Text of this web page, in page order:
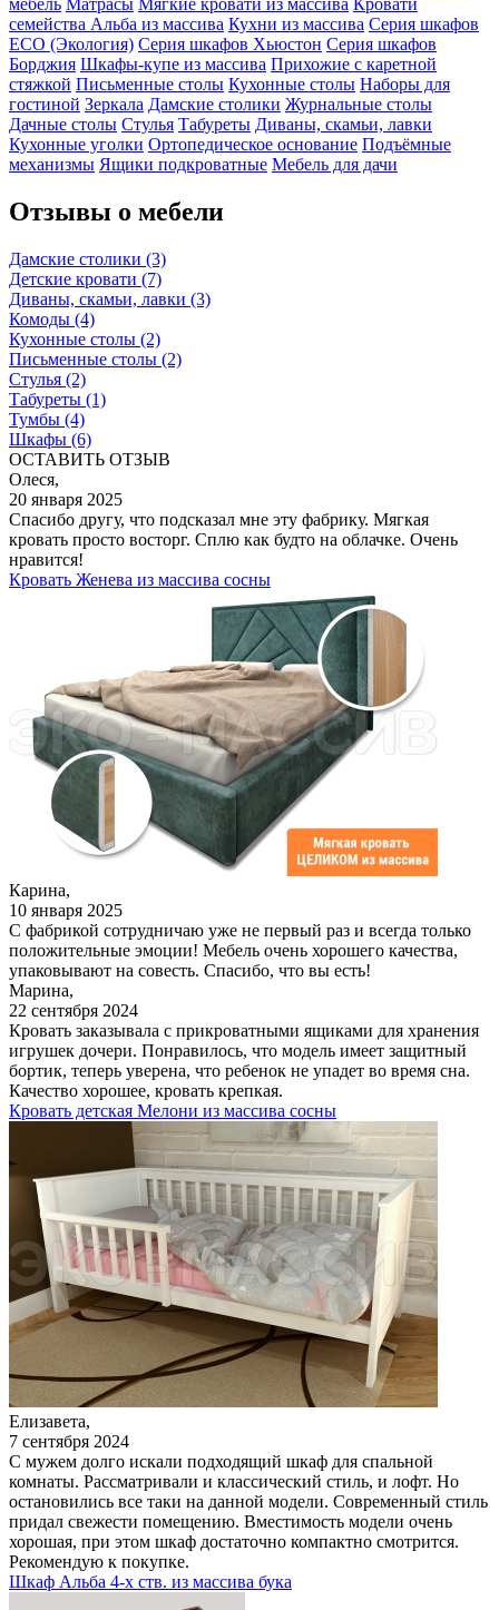
мебель Матрасы Мягкие кровати из массива Кровати
семейства Альба из массива Кухни из массива Серия шкафов
ECO (Экология) Серия шкафов Хьюстон Серия шкафов
Борджия Шкафы-купе из массива Прихожие с каретной
стяжкой Письменные столы Кухонные столы Наборы для
гостиной Зеркала Дамские столики Журнальные столы
Дачные столы Стулья Табуреты Диваны, скамьи, лавки
Кухонные уголки Ортопедическое основание Подъёмные
механизмы Ящики подкроватные Мебель для дачи
Отзывы о мебели
Дамские столики (3)
Детские кровати (7)
Диваны, скамьи, лавки (3)
Комоды (4)
Кухонные столы (2)
Письменные столы (2)
Стулья (2)
Табуреты (1)
Тумбы (4)
Шкафы (6)
ОСТАВИТЬ ОТЗЫВ
Олеся,
20 января 2025
Спасибо другу, что подсказал мне эту фабрику. Мягкая
кровать просто восторг. Сплю как будто на облачке. Очень
нравится!
Кровать Женева из массива сосны
Карина,
10 января 2025
С фабрикой сотрудничаю уже не первый раз и всегда только
положительные эмоции! Мебель очень хорошего качества,
упаковывают на совесть. Спасибо, что вы есть!
Марина,
22 сентября 2024
Кровать заказывала с прикроватными ящиками для хранения
игрушек дочери. Понравилось, что модель имеет защитный
бортик, теперь уверена, что ребенок не упадет во время сна.
Качество хорошее, кровать крепкая.
Кровать детская Мелони из массива сосны
Елизавета,
7 сентября 2024
С мужем долго искали подходящий шкаф для спальной
комнаты. Рассматривали и классический стиль, и лофт. Но
остановились все таки на данной модели. Современный стиль
придал свежести помещению. Вместимость модели очень
хорошая, при этом шкаф достаточно компактно смотрится.
Рекомендую к покупке.
Шкаф Альба 4-х ств. из массива бука